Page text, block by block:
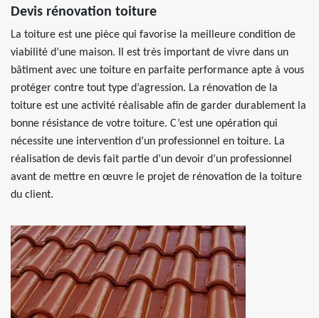
Devis rénovation toiture
La toiture est une pièce qui favorise la meilleure condition de
viabilité d’une maison. Il est très important de vivre dans un
bâtiment avec une toiture en parfaite performance apte à vous
protéger contre tout type d’agression. La rénovation de la
toiture est une activité réalisable afin de garder durablement la
bonne résistance de votre toiture. C’est une opération qui
nécessite une intervention d’un professionnel en toiture. La
réalisation de devis fait partie d’un devoir d’un professionnel
avant de mettre en œuvre le projet de rénovation de la toiture
du client.